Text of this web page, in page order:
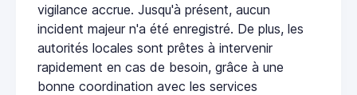
vigilance accrue. Jusqu'à présent, aucun
incident majeur n'a été enregistré. De plus, les
autorités locales sont prêtes à intervenir
rapidement en cas de besoin, grâce à une
bonne coordination avec les services